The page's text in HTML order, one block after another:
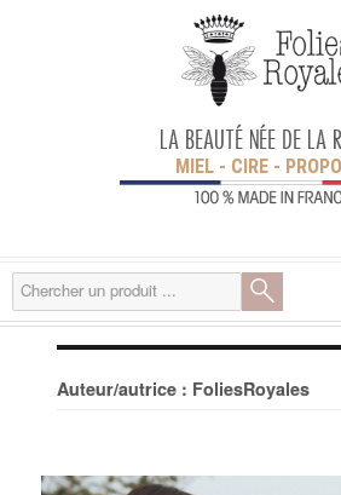
LA BEAUTÉ NÉE DE LA
MIEL - CIRE -
Auteur/autrice : FoliesRoyales